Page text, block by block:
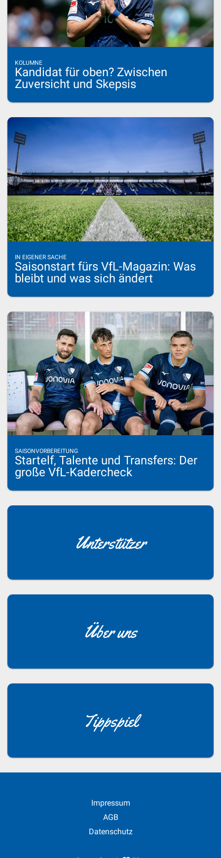
KOLUMNE
Kandidat für oben? Zwischen
Zuversicht und Skepsis
IN EIGENER SACHE
Saisonstart fürs VfL-Magazin: Was
bleibt und was sich ändert
SAISONVORBEREITUNG
Startelf, Talente und Transfers: Der
große VfL-Kadercheck
Unterstützer
Über uns
Tippspiel
Impressum
AGB
Datenschutz